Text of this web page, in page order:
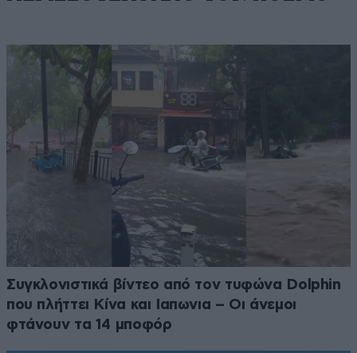
Συγκλονιστικά βίντεο από τον τυφώνα Dolphin
που πλήττει Κίνα και Ιαπωνια – Οι άνεμοι
φτάνουν τα 14 μποφόρ